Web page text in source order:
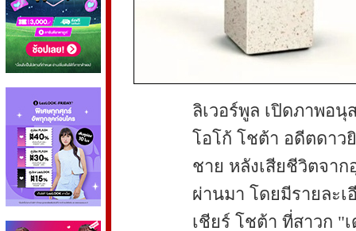
ลิเวอร์พูล เปิดภาพอนุ
โอโก้ โชต้า อดีตดาว
ชาย หลังเสียชีวิตจา
ผ่านมา โดยมีรายละ
เชียร์ โชต้า ที่สาวก "